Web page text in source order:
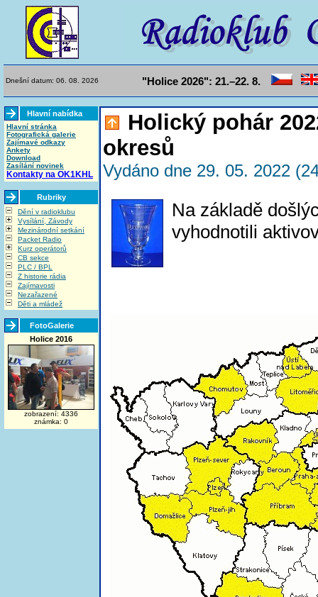
Dnešní datum: 06. 08. 2026 "Holice 2026": 21.–22. 8.
Hlavní nabídka
Hlavní stránka
Fotografická galerie
Zajímavé odkazy
Ankety
Download
Zasílání novinek
Kontakty na OK1KHL
Rubriky
Dění v radioklubu
Vysílání, Závody
Mezinárodní setkání
Packet Radio
Kurz operátorů
CB sekce
PLC / BPL
Z historie rádia
Zajímavosti
Nezařazené
Děti a mládež
FotoGalerie
Holice 2016
zobrazení: 4336
známka: 0
Holický pohár
okresů
Vydáno dne 29. 05. 2022
Na základě
vyhodnotili